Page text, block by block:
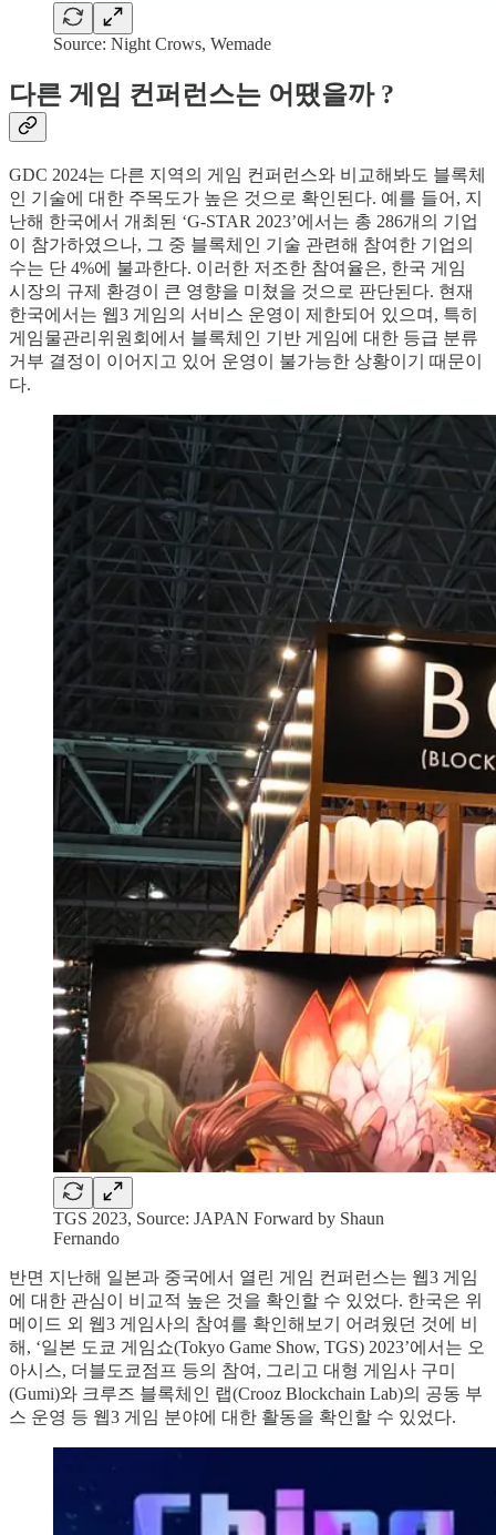
Source: Night Crows, Wemade
다른 게임 컨퍼런스는 어땠을까 ?
GDC 2024는 다른 지역의 게임 컨퍼런스와 비교해봐도 블록체
인 기술에 대한 주목도가 높은 것으로 확인된다. 예를 들어, 지
난해 한국에서 개최된 ‘G-STAR 2023’에서는 총 286개의 기업
이 참가하였으나, 그 중 블록체인 기술 관련해 참여한 기업의
수는 단 4%에 불과한다. 이러한 저조한 참여율은, 한국 게임
시장의 규제 환경이 큰 영향을 미쳤을 것으로 판단된다. 현재
한국에서는 웹3 게임의 서비스 운영이 제한되어 있으며, 특히
게임물관리위원회에서 블록체인 기반 게임에 대한 등급 분류
거부 결정이 이어지고 있어 운영이 불가능한 상황이기 때문이
다.
TGS 2023, Source: JAPAN Forward by Shaun
Fernando
반면 지난해 일본과 중국에서 열린 게임 컨퍼런스는 웹3 게임
에 대한 관심이 비교적 높은 것을 확인할 수 있었다. 한국은 위
메이드 외 웹3 게임사의 참여를 확인해보기 어려웠던 것에 비
해, ‘일본 도쿄 게임쇼(Tokyo Game Show, TGS) 2023’에서는 오
아시스, 더블도쿄점프 등의 참여, 그리고 대형 게임사 구미
(Gumi)와 크루즈 블록체인 랩(Crooz Blockchain Lab)의 공동 부
스 운영 등 웹3 게임 분야에 대한 활동을 확인할 수 있었다.